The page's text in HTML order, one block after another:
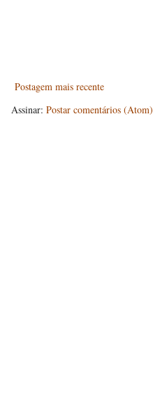
Postagem mais recente
Assinar: Postar comentários (Atom)